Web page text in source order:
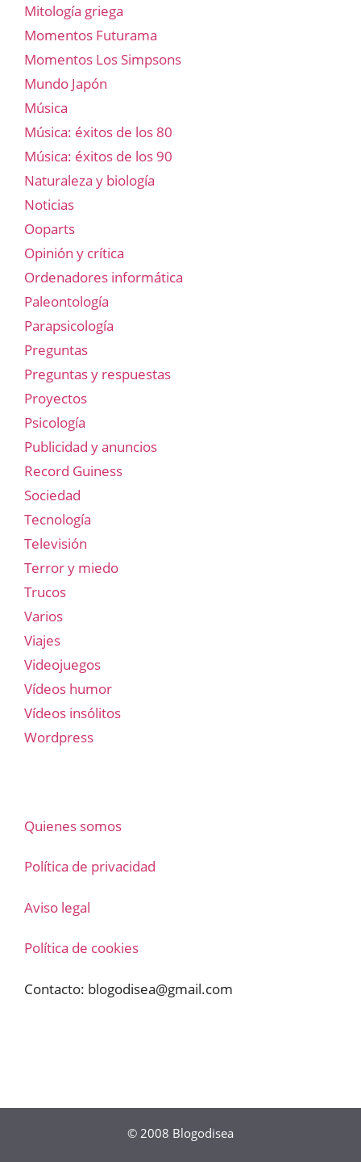
Mitología griega
Momentos Futurama
Momentos Los Simpsons
Mundo Japón
Música
Música: éxitos de los 80
Música: éxitos de los 90
Naturaleza y biología
Noticias
Ooparts
Opinión y crítica
Ordenadores informática
Paleontología
Parapsicología
Preguntas
Preguntas y respuestas
Proyectos
Psicología
Publicidad y anuncios
Record Guiness
Sociedad
Tecnología
Televisión
Terror y miedo
Trucos
Varios
Viajes
Videojuegos
Vídeos humor
Vídeos insólitos
Wordpress
Quienes somos
Política de privacidad
Aviso legal
Política de cookies
Contacto: blogodisea@gmail.com
© 2008 Blogodisea